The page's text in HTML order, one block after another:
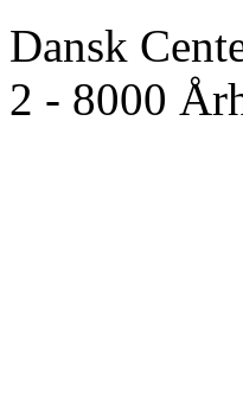
Dansk
2 - 8000